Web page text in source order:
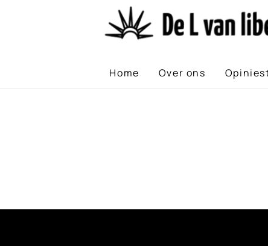
Home Over ons